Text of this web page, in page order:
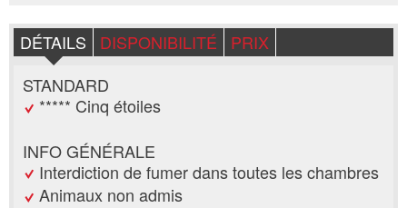
DÉTAILS DISPONIBILITÉ
PRIX
STANDARD
***** Cinq étoiles
INFO GÉNÉRALE
Interdiction de fumer dans toutes les chambres
Animaux non admis